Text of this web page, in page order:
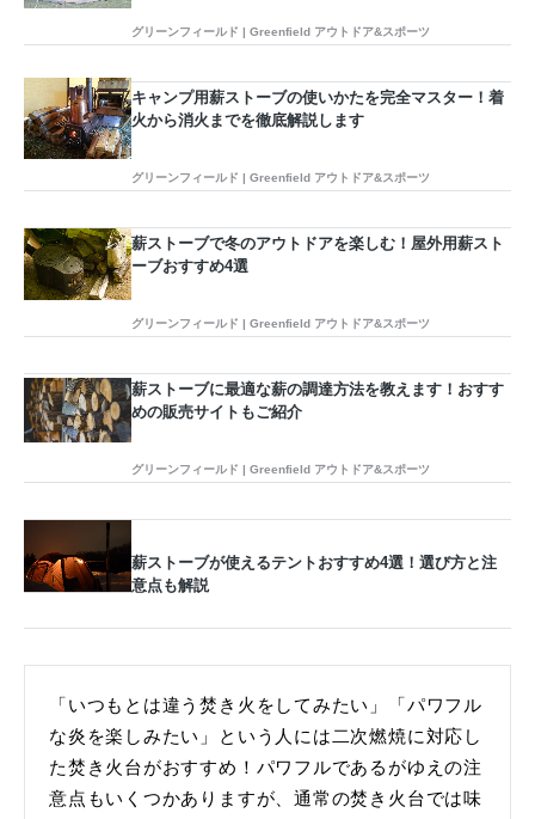
グリーンフィールド | Greenfield アウトドア&スポーツ
キャンプ用薪ストーブの使いかたを完全マスター！着
火から消火までを徹底解説します
グリーンフィールド | Greenfield アウトドア&スポーツ
薪ストーブで冬のアウトドアを楽しむ！屋外用薪スト
ーブおすすめ4選
グリーンフィールド | Greenfield アウトドア&スポーツ
薪ストーブに最適な薪の調達方法を教えます！おすす
めの販売サイトもご紹介
グリーンフィールド | Greenfield アウトドア&スポーツ
薪ストーブが使えるテントおすすめ4選！選び方と注
意点も解説
「いつもとは違う焚き火をしてみたい」「パワフル
な炎を楽しみたい」という人には二次燃焼に対応し
た焚き火台がおすすめ！パワフルであるがゆえの注
意点もいくつかありますが、通常の焚き火台では味